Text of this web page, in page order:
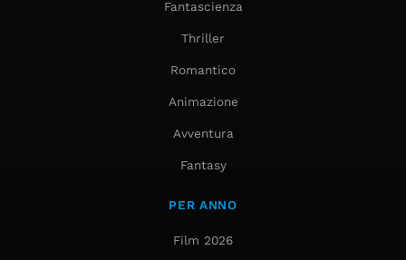
Fantascienza
Thriller
Romantico
Animazione
Avventura
Fantasy
PER ANNO
Film 2026